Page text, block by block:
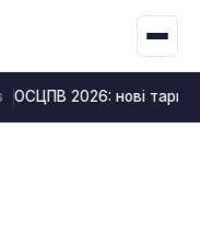
ОСЦПВ 2026: нові